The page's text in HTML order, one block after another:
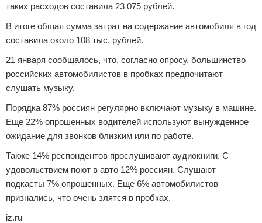
таких расходов составила 23 075 рублей.
В итоге общая сумма затрат на содержание автомобиля в год
составила около 108 тыс. рублей.
21 января сообщалось, что, согласно опросу, большинство
российских автомобилистов в пробках предпочитают
слушать музыку.
Порядка 87% россиян регулярно включают музыку в машине.
Еще 22% опрошенных водителей используют вынужденное
ожидание для звонков близким или по работе.
Также 14% респондентов прослушивают аудиокниги. С
удовольствием поют в авто 12% россиян. Слушают
подкасты 7% опрошенных. Еще 6% автомобилистов
признались, что очень злятся в пробках.
iz.ru